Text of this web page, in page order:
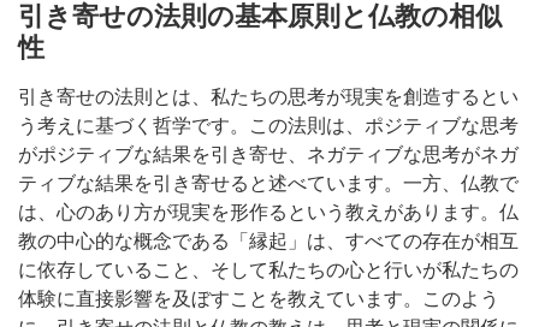
引き寄せの法則の基本原則と仏教の相似
性
引き寄せの法則とは、私たちの思考が現実を創造するとい
う考えに基づく哲学です。この法則は、ポジティブな思考
がポジティブな結果を引き寄せ、ネガティブな思考がネガ
ティブな結果を引き寄せると述べています。一方、仏教で
は、心のあり方が現実を形作るという教えがあります。仏
教の中心的な概念である「縁起」は、すべての存在が相互
に依存していること、そして私たちの心と行いが私たちの
体験に直接影響を及ぼすことを教えています。このよう